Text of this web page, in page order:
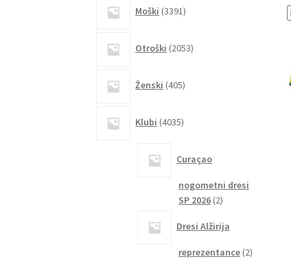
Moški 3391izdelkov
Otroški 2053izdelkov
Ženski 405izdelkov
Klubi 4035izdelkov
Curaçao
nogometni dresi
SP 2026 22
Dresi Alžirija
reprezentance 22